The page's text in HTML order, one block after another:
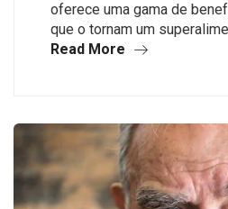
oferece uma gama de
que o tornam um
Read More